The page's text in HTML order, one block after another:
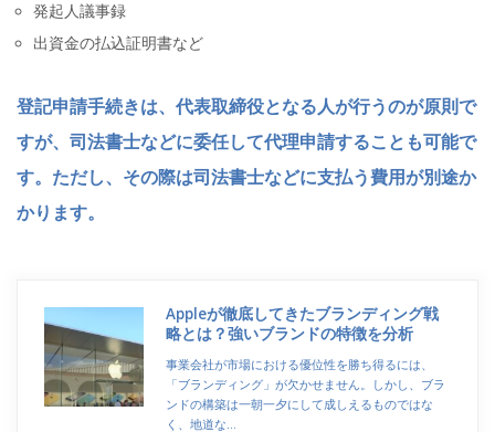
発起人議事録
出資金の払込証明書など
登記申請手続きは、代表取締役となる人が行うのが原則で
すが、司法書士などに委任して代理申請することも可能で
す。ただし、その際は司法書士などに支払う費用が別途か
かります。
Appleが徹底してきたブランディング戦
略とは？強いブランドの特徴を分析
事業会社が市場における優位性を勝ち得るには、
「ブランディング」が欠かせません。しかし、ブラ
ンドの構築は一朝一夕にして成しえるものではな
く、地道な…